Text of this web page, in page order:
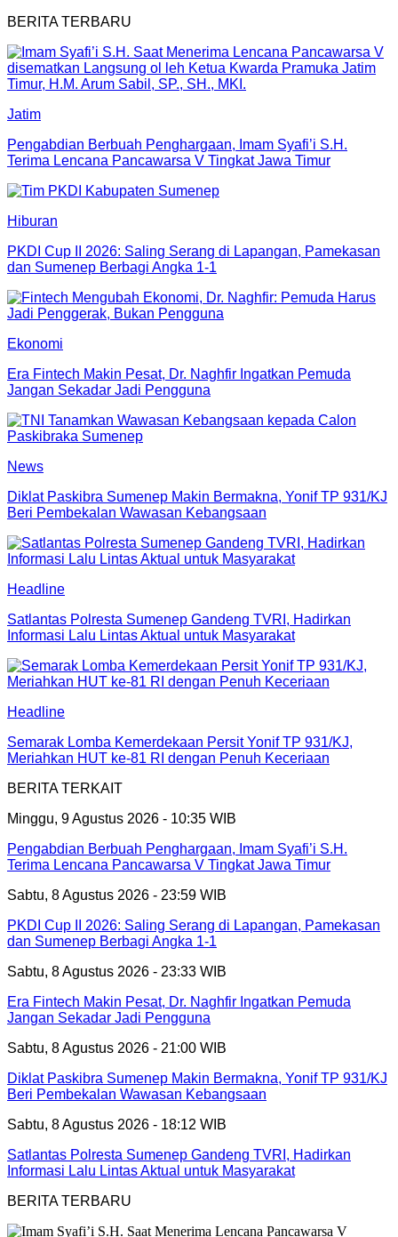
BERITA TERBARU
Jatim
Pengabdian Berbuah Penghargaan, Imam Syafi’i S.H.
Terima Lencana Pancawarsa V Tingkat Jawa Timur
Hiburan
PKDI Cup II 2026: Saling Serang di Lapangan, Pamekasan
dan Sumenep Berbagi Angka 1-1
Ekonomi
Era Fintech Makin Pesat, Dr. Naghfir Ingatkan Pemuda
Jangan Sekadar Jadi Pengguna
News
Diklat Paskibra Sumenep Makin Bermakna, Yonif TP 931/KJ
Beri Pembekalan Wawasan Kebangsaan
Headline
Satlantas Polresta Sumenep Gandeng TVRI, Hadirkan
Informasi Lalu Lintas Aktual untuk Masyarakat
Headline
Semarak Lomba Kemerdekaan Persit Yonif TP 931/KJ,
Meriahkan HUT ke-81 RI dengan Penuh Keceriaan
BERITA TERKAIT
Minggu, 9 Agustus 2026 - 10:35 WIB
Pengabdian Berbuah Penghargaan, Imam Syafi’i S.H.
Terima Lencana Pancawarsa V Tingkat Jawa Timur
Sabtu, 8 Agustus 2026 - 23:59 WIB
PKDI Cup II 2026: Saling Serang di Lapangan, Pamekasan
dan Sumenep Berbagi Angka 1-1
Sabtu, 8 Agustus 2026 - 23:33 WIB
Era Fintech Makin Pesat, Dr. Naghfir Ingatkan Pemuda
Jangan Sekadar Jadi Pengguna
Sabtu, 8 Agustus 2026 - 21:00 WIB
Diklat Paskibra Sumenep Makin Bermakna, Yonif TP 931/KJ
Beri Pembekalan Wawasan Kebangsaan
Sabtu, 8 Agustus 2026 - 18:12 WIB
Satlantas Polresta Sumenep Gandeng TVRI, Hadirkan
Informasi Lalu Lintas Aktual untuk Masyarakat
BERITA TERBARU